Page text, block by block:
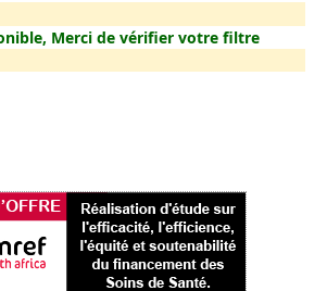
Merci de vérifier votre filtre